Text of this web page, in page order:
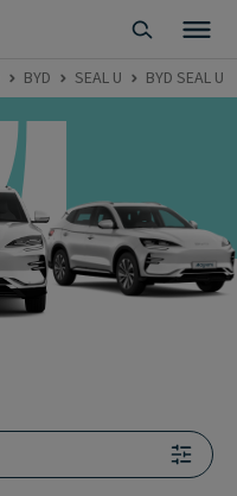
BYD SEAL U BYD SEAL U